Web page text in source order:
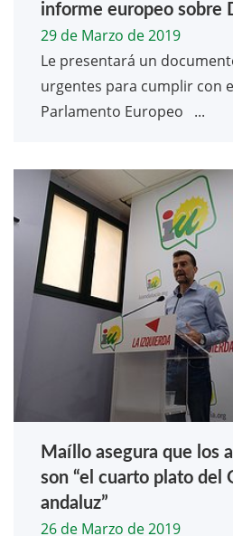
informe europeo sobre
29 de Marzo de 2019
Le presentará un
urgentes para cumplir con
Parlamento Europeo ...
Maíllo asegura que los
son “el cuarto plato del
andaluz”
26 de Marzo de 2019